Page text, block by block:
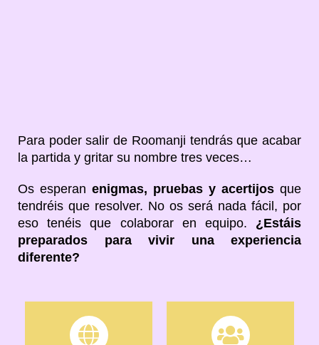
Para poder salir de Roomanji tendrás que acabar
la partida y gritar su nombre tres veces…
Os esperan enigmas, pruebas y acertijos que
tendréis que resolver. No os será nada fácil, por
eso tenéis que colaborar en equipo. ¿Estáis
preparados para vivir una experiencia
diferente?